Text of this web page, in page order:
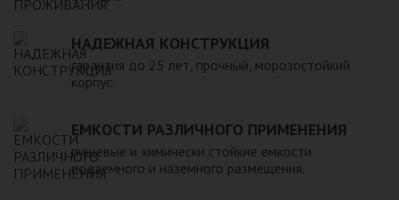
НАДЕЖНАЯ КОНСТРУКЦИЯ
гарантия до 25 лет, прочный, морозостойкий
корпус.
ЕМКОСТИ РАЗЛИЧНОГО ПРИМЕНЕНИЯ
пищевые и химически стойкие емкости
подземного и наземного размещения.